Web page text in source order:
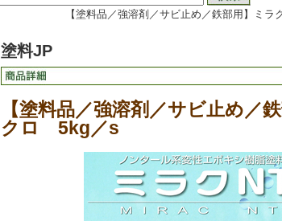
【塗料品／強溶剤／サビ止め／鉄部用】ミ
塗料JP
【塗料品／強溶剤／サビ止め／
クロ 5kg／s